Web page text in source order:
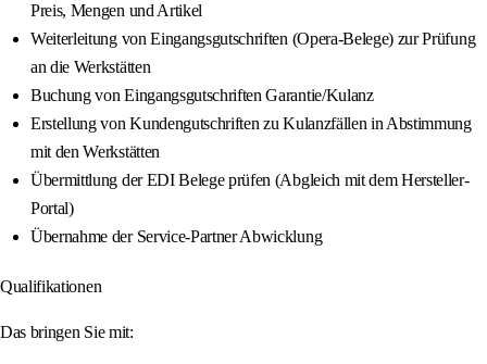
Preis, Mengen und Artikel
Weiterleitung von Eingangsgutschriften (Opera-Belege) zur Prüfung
an die Werkstätten
Buchung von Eingangsgutschriften Garantie/Kulanz
Erstellung von Kundengutschriften zu Kulanzfällen in Abstimmung
mit den Werkstätten
Übermittlung der EDI Belege prüfen (Abgleich mit dem Hersteller-
Portal)
Übernahme der Service-Partner Abwicklung
Qualifikationen
Das bringen Sie mit: